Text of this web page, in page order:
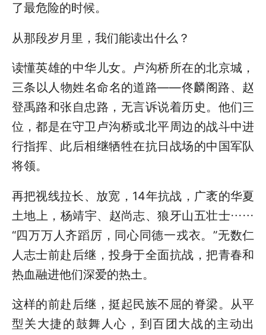
了最危险的时候。
从那段岁月里，我们能读出什么？
读懂英雄的中华儿女。卢沟桥所在的北京城，
三条以人物姓名命名的道路——佟麟阁路、赵
登禹路和张自忠路，无言诉说着历史。他们三
位，都是在守卫卢沟桥或北平周边的战斗中进
行指挥、此后相继牺牲在抗日战场的中国军队
将领。
再把视线拉长、放宽，14年抗战，广袤的华夏
土地上，杨靖宇、赵尚志、狼牙山五壮士……
“四万万人齐蹈厉，同心同德一戎衣。”无数仁
人志士前赴后继，投身于全面抗战，把青春和
热血融进他们深爱的热土。
这样的前赴后继，挺起民族不屈的脊梁。从平
型关大捷的鼓舞人心，到百团大战的主动出